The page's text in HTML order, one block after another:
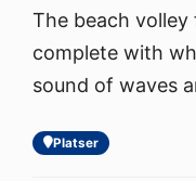
The beach
complete with
sound of waves
Platser